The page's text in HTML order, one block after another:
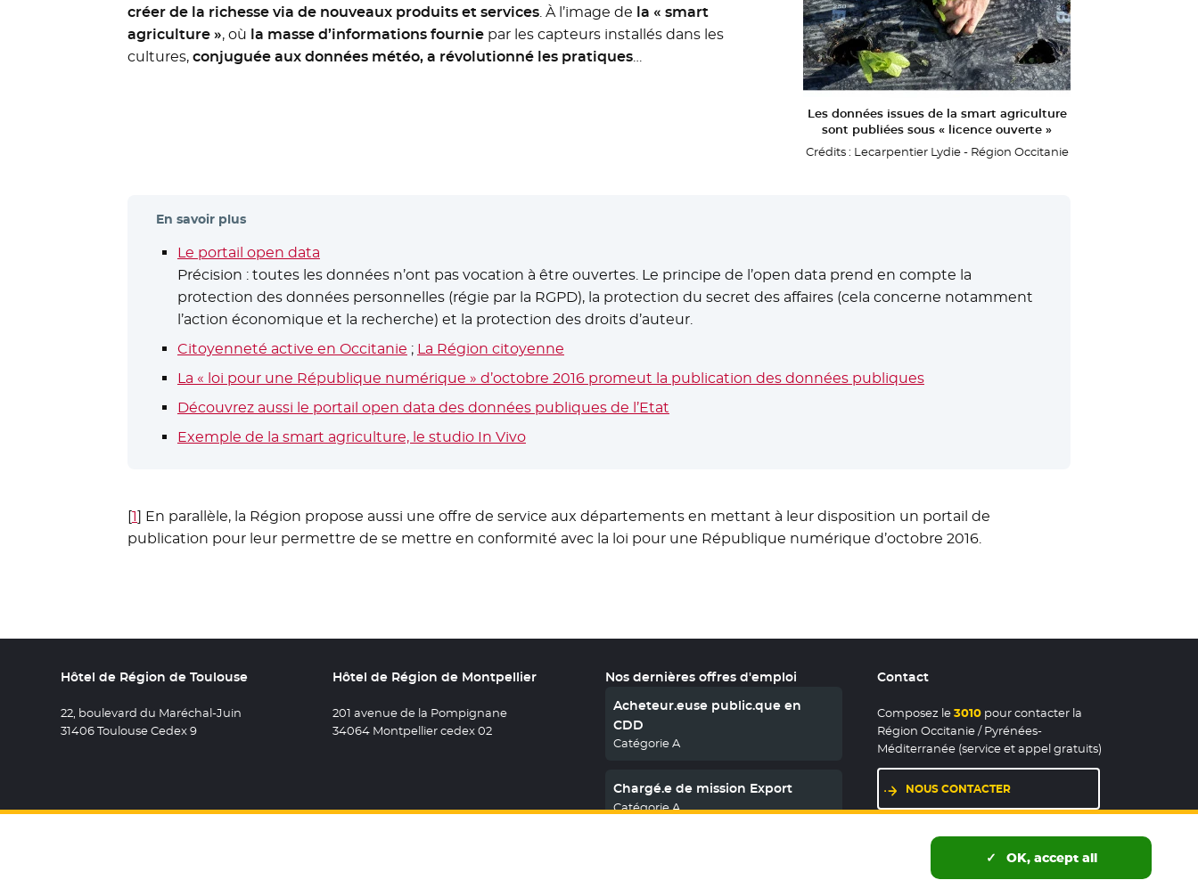
Les données issues de la smart agriculture
sont publiées sous « licence ouverte »
Crédits : Lecarpentier Lydie - Région Occitanie
créer de la richesse via de nouveaux produits et services. À l’image de la « smart
agriculture », où la masse d’informations fourniepar les capteurs installés dans les
cultures, conjuguée aux données météo, a révolutionné les pratiques…
En savoir plus
Le portail open data
Précision : toutes les données n’ont pas vocation à être ouvertes. Le principe de l’open data prend en compte la
protection des données personnelles (régie par la RGPD), la protection du secret des affaires (cela concerne notamment
l’action économique et la recherche) et la protection des droits d’auteur.
Citoyenneté active en Occitanie ; La Région citoyenne
La « loi pour une République numérique » d’octobre 2016 promeut la publication des données publiques- Nouvelle fenêtre
Découvrez aussi le portail open data des données publiques de l’Etat
Exemple de la smart agriculture, le studio In Vivo
[1] En parallèle, la Région propose aussi une offre de service aux départements en mettant à leur disposition un portail de
publication pour leur permettre de se mettre en conformité avec la loi pour une République numérique d’octobre 2016.
Hôtel de Région de Toulouse
22, boulevard du Maréchal-Juin
31406 Toulouse Cedex 9
Hôtel de Région de Montpellier
201 avenue de la Pompignane
34064 Montpellier cedex 02
Nos dernières offres d'emploi
Acheteur.euse public.que en
CDD
Catégorie A
Chargé.e de mission Export
Catégorie A
Contact
Composez le3010pour contacter la
Région Occitanie / Pyrénées-
Méditerranée (service et appel gratuits)
NOUS CONTACTER
LES MAISONS DE RÉGION
OK, accept all